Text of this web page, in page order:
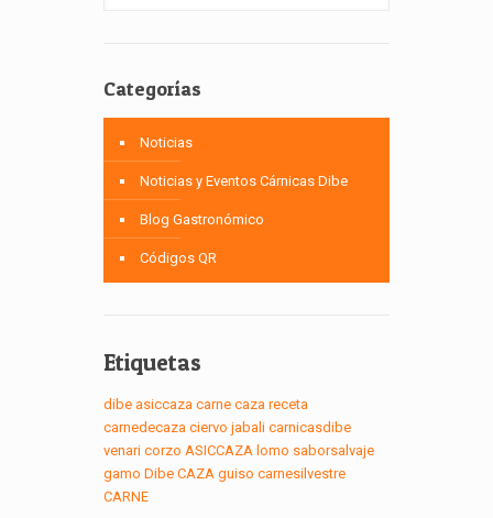
Categorías
Noticias
Noticias y Eventos Cárnicas Dibe
Blog Gastronómico
Códigos QR
Etiquetas
dibe asiccaza carne caza receta
carnedecaza ciervo jabali carnicasdibe
venari corzo ASICCAZA lomo saborsalvaje
gamo Dibe CAZA guiso carnesilvestre
CARNE